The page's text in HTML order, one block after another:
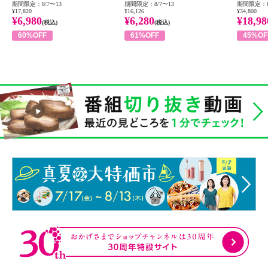
期間限定：8/7〜13
¥17,820
¥6,980(税込)
60%OFF
期間限定：8/7〜13
¥16,126
¥6,280(税込)
61%OFF
期間限定：
¥34,800